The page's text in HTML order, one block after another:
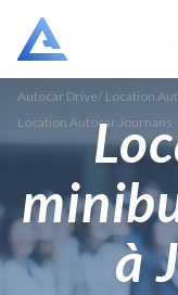
Autocar Drive/ Location
Location Autocar Journans
à